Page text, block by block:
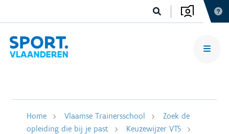
Home Vlaamse Trainersschool
Zoek de
opleiding die bij je past
Keuzewijzer VTS